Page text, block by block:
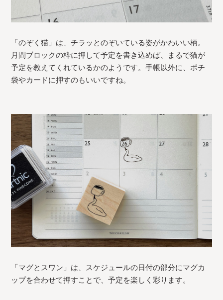
「のぞく猫」は、チラッとのぞいている姿がかわいい柄。
月間ブロックの枠に押して予定を書き込めば、まるで猫が
予定を教えてくれているかのようです。手帳以外に、ポチ
袋やカードに押すのもいいですね。
「マグとスワン」は、スケジュールの日付の部分にマグカ
ップを合わせて押すことで、予定を楽しく彩ります。